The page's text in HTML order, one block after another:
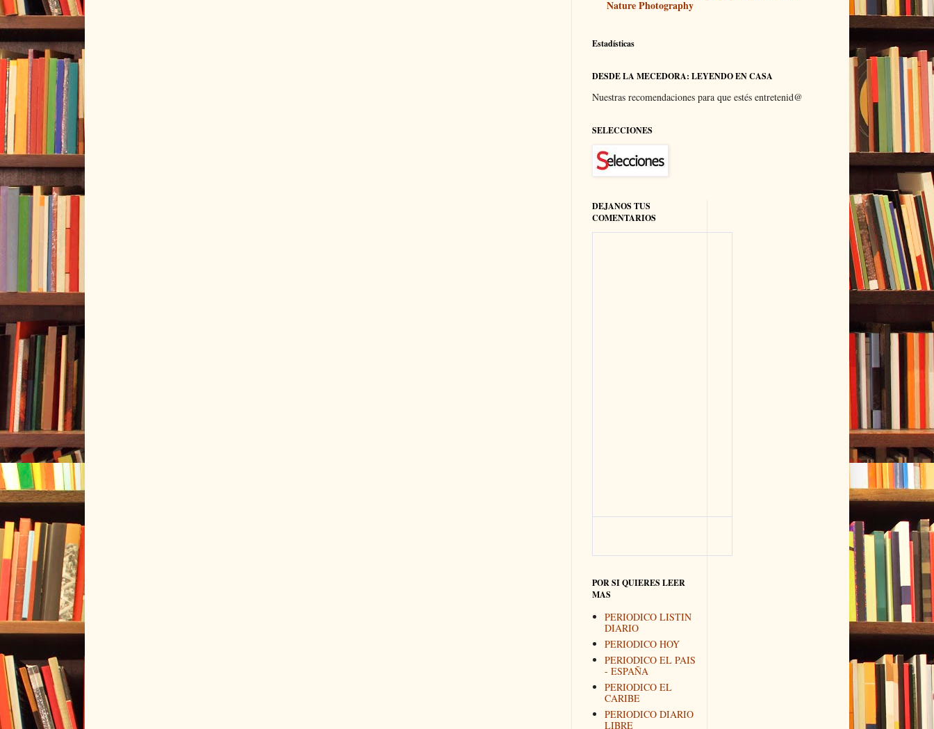
Nature Photography
Estadísticas
DESDE LA MECEDORA: LEYENDO EN CASA
Nuestras recomendaciones para que estés entretenid@
SELECCIONES
DEJANOS TUS
COMENTARIOS
POR SI QUIERES LEER
MAS
PERIODICO LISTIN
DIARIO
PERIODICO HOY
PERIODICO EL PAIS
- ESPAÑA
PERIODICO EL
CARIBE
PERIODICO DIARIO
LIBRE